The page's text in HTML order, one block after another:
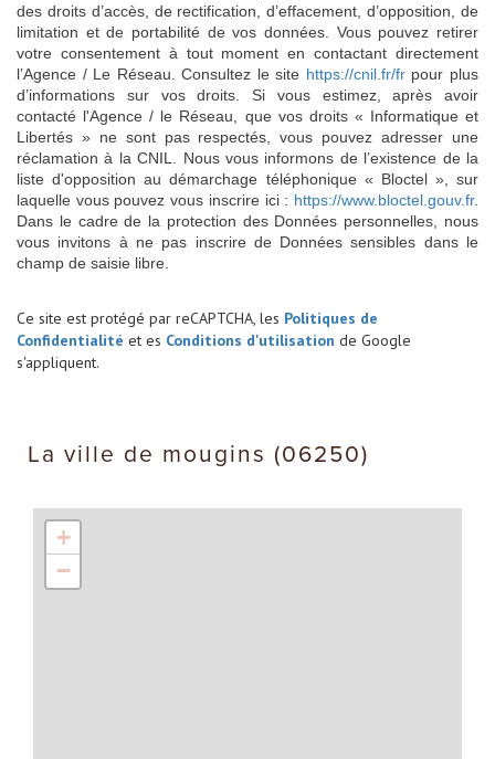
des droits d’accès, de rectification, d’effacement, d’opposition, de
limitation et de portabilité de vos données. Vous pouvez retirer
votre consentement à tout moment en contactant directement
l’Agence / Le Réseau. Consultez le site https://cnil.fr/frpour plus
d’informations sur vos droits. Si vous estimez, après avoir
contacté l'Agence / le Réseau, que vos droits « Informatique et
Libertés » ne sont pas respectés, vous pouvez adresser une
réclamation à la CNIL. Nous vous informons de l’existence de la
liste d'opposition au démarchage téléphonique « Bloctel », sur
laquelle vous pouvez vous inscrire ici : https://www.bloctel.gouv.fr.
Dans le cadre de la protection des Données personnelles, nous
vous invitons à ne pas inscrire de Données sensibles dans le
champ de saisie libre.
Ce site est protégé par reCAPTCHA, les Politiques de
Confidentialité et es Conditions d'utilisation de Google
s'appliquent.
la ville de mougins (06250)
+
−